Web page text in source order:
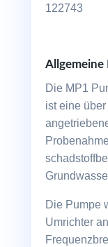
122743
Allgemeine
Die MP1
ist eine
Die Pumpe
Umrichter